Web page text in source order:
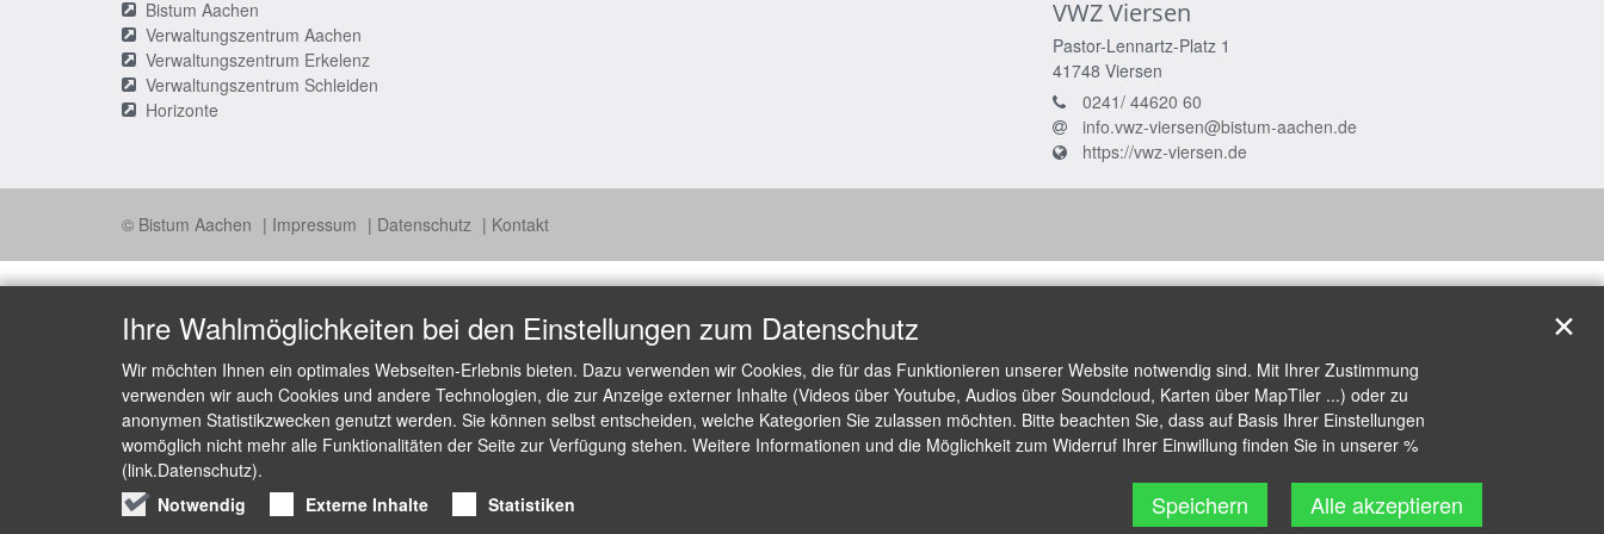
Bistum Aachen
Verwaltungszentrum Aachen
Verwaltungszentrum Erkelenz
Verwaltungszentrum Schleiden
Horizonte
VWZ Viersen
Pastor-Lennartz-Platz 1
41748 Viersen
0241/ 44620 60
info.vwz-viersen@bistum-aachen.de
https://vwz-viersen.de
© Bistum Aachen Impressum Datenschutz Kontakt
Ihre Wahlmöglichkeiten bei den Einstellungen zum Datenschutz
Wir möchten Ihnen ein optimales Webseiten-Erlebnis bieten. Dazu verwenden wir Cookies, die für das Funktionieren unserer Website notwendig sind. Mit Ihrer Zustimmung
verwenden wir auch Cookies und andere Technologien, die zur Anzeige externer Inhalte (Videos über Youtube, Audios über Soundcloud, Karten über MapTiler ...) oder zu
anonymen Statistikzwecken genutzt werden. Sie können selbst entscheiden, welche Kategorien Sie zulassen möchten. Bitte beachten Sie, dass auf Basis Ihrer Einstellungen
womöglich nicht mehr alle Funktionalitäten der Seite zur Verfügung stehen. Weitere Informationen und die Möglichkeit zum Widerruf Ihrer Einwillung finden Sie in unserer %
(link.Datenschutz).
Notwendig
Externe Inhalte Statistiken Speichern Alle akzeptieren
✕